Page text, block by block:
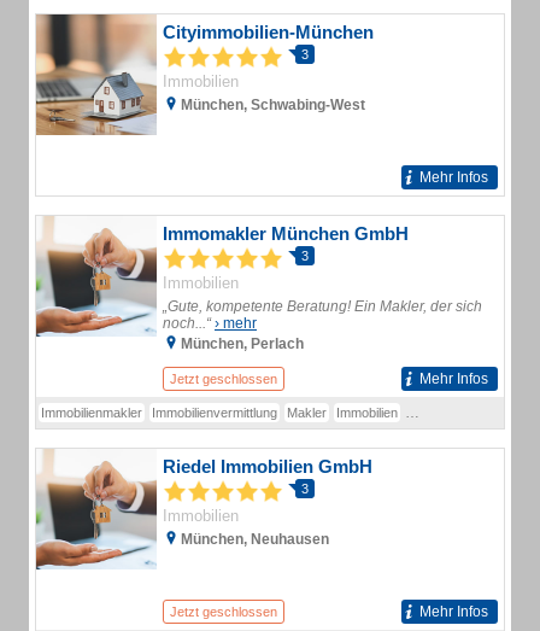
Cityimmobilien-München
3
Immobilien
München, Schwabing-West
Mehr Infos
Immomakler München GmbH
3
Immobilien
„Gute, kompetente Beratung! Ein Makler, der sich
noch...“› mehr
München, Perlach
Jetzt geschlossen Mehr Infos
Immobilienmakler Immobilienvermittlung Makler Immobilien
Riedel Immobilien GmbH
3
Immobilien
München, Neuhausen
Jetzt geschlossen Mehr Infos